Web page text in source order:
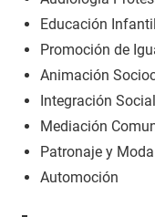
Educación Infantil
Promoción de
Animación
Integración Social
Mediación
Patronaje y Moda
Automoción